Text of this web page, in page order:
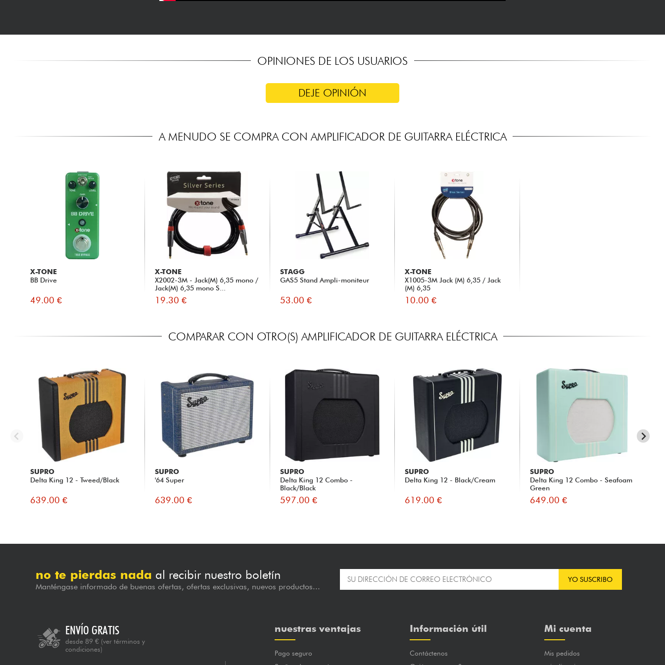
OPINIONES DE LOS USUARIOS
DEJE OPINIÓN
A MENUDO SE COMPRA CON AMPLIFICADOR DE GUITARRA ELÉCTRICA
X-TONE
BB Drive
49.00 €
X-TONE
X2002-3M - Jack(M) 6,35 mono /
Jack(M) 6,35 mono S...
19.30 €
STAGG
GAS5 Stand Ampli-moniteur
53.00 €
X-TONE
X1005-3M Jack (M) 6,35 / Jack
(M) 6,35
10.00 €
COMPARAR CON OTRO(S) AMPLIFICADOR DE GUITARRA ELÉCTRICA
SUPRO
Delta King 12 - Tweed/Black
639.00 €
SUPRO
'64 Super
639.00 €
SUPRO
Delta King 12 Combo -
Black/Black
597.00 €
SUPRO
Delta King 12 - Black/Cream
619.00 €
SUPRO
Delta King 12 Combo - Seafoam
Green
649.00 €
no te pierdas nada al recibir nuestro boletín
Manténgase informado de buenas ofertas, ofertas exclusivas, nuevos productos...
YO SUSCRIBO
ENVÍO GRATIS
desde 89 € (ver términos y
condiciones)
nuestras ventajas
Pago seguro
Información útil
Contáctenos
Mi cuenta
Mis pedidos